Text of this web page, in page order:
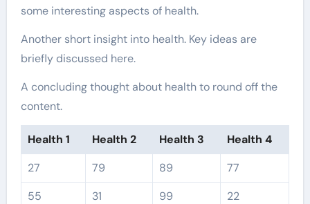
some interesting aspects of health.
Another short insight into health. Key ideas are
briefly discussed here.
A concluding thought about health to round off the
content.
Health 1 Health 2 Health 3
Health 4
27
79 89
77
55
31 99 22